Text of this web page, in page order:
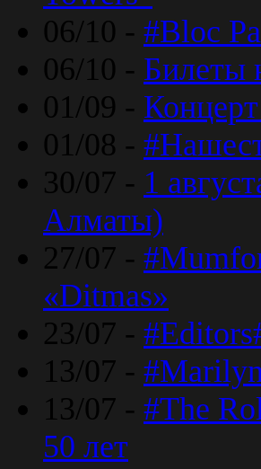
06/10 - #Bloc
06/10 - Билеты
01/09 -
01/08 -
30/07 - 1
Алматы)
27/07 -
«Ditmas»
23/07 -
13/07 -
13/07 - #The
50 лет